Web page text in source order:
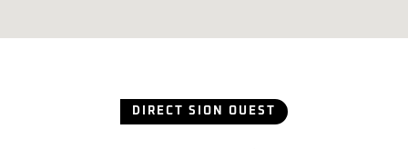
DIRECT SION OUEST